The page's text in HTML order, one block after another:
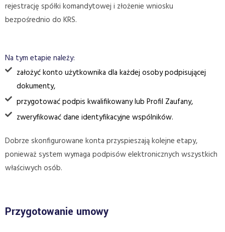
rejestrację spółki komandytowej i złożenie wniosku
bezpośrednio do KRS.
Na tym etapie należy:
założyć konto użytkownika dla każdej osoby podpisującej
dokumenty,
przygotować podpis kwalifikowany lub Profil Zaufany,
zweryfikować dane identyfikacyjne wspólników.
Dobrze skonfigurowane konta przyspieszają kolejne etapy,
ponieważ system wymaga podpisów elektronicznych wszystkich
właściwych osób.
Przygotowanie umowy